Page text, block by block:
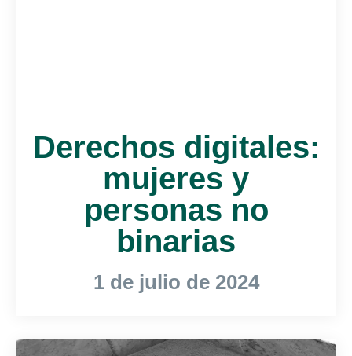
Derechos digitales:
mujeres y
personas no
binarias
1 de julio de 2024